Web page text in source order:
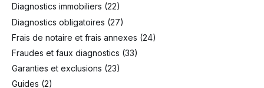
Diagnostics immobiliers (22)
Diagnostics obligatoires (27)
Frais de notaire et frais annexes (24)
Fraudes et faux diagnostics (33)
Garanties et exclusions (23)
Guides (2)